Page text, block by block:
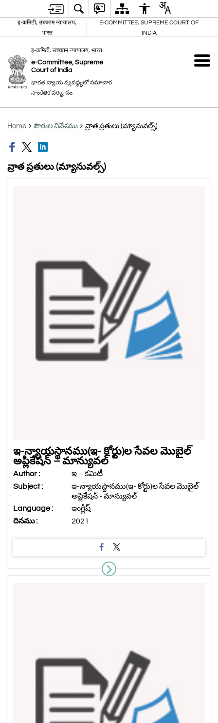
इ-कमिटी, उच्चतम न्यायालय,
भारत
E-COMMITTEE, SUPREME COURT OF
INDIA
इ-कमिटी, उच्चतम न्यायालय, भारत
e-Committee, Supreme
Court of India
భారత న్యాయ వ్యవస్థ్యలో సమాచార
సాంకేతిక పరిజ్ఞానం
Home పౌరుల నివేశము వ్రాత ప్రతులు (మ్యానువల్స్)
వ్రాత ప్రతులు (మ్యానువల్స్)
ఇ-న్యాయస్థానము(ఇ- కోర్టు)ల సేవల మొబైల్
అప్లికేషన్ – మాన్యువల్
Author :
ఇ – కమిటీ
Subject :
ఇ-న్యాయస్థానము(ఇ- కోర్టు)ల సేవల మొబైల్
అప్లికేషన్ - మాన్యువల్
Language :
ఇంగ్లీష్
దినము :
2021